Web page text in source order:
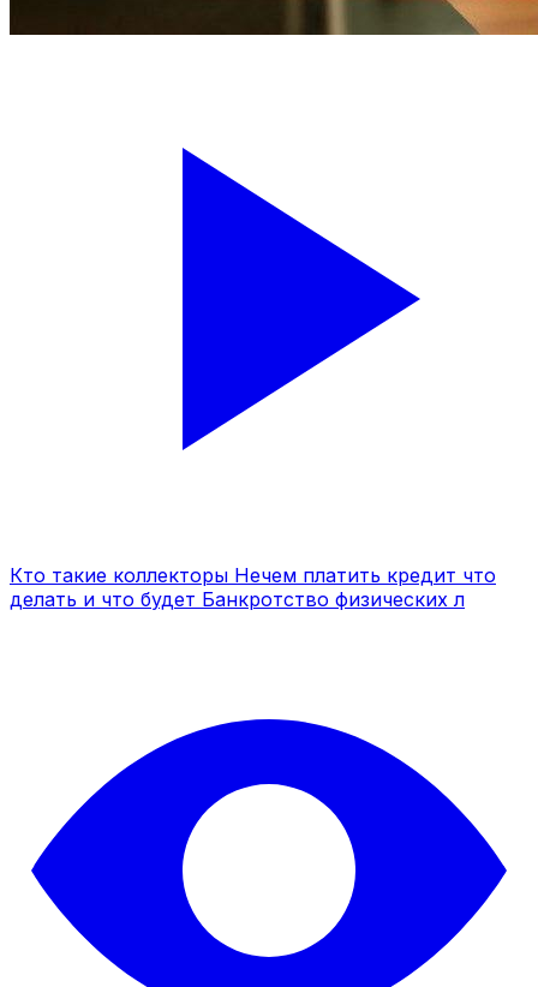
Кто такие коллекторы Нечем платить кредит что
делать и что будет Банкротство физических л